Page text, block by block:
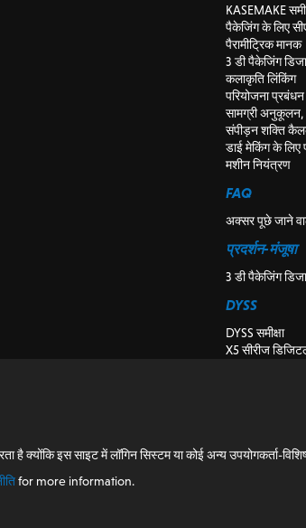
KASEMAKE
पैकेजिंग के लिए
पैरामीट्रिक मानक
3 डी पैकेजिंग
कलाकृति लिंकिंग
परियोजना प्रबंधन
सामग्री
संपीड़न शक्ति
डाई मेकिंग के
मशीन नियंत्रण
FAQ
अक्सर पूछे जाने
प्रदर्शन-मंजूषा
3 डी पैकेजिंग
DYSS
DYSS समीक्षा
X5 सीरीज
ब्लॉग
इस साइट में लॉगिन सिस्टम या कोई अन्य उपयोगकर्ता-विशिष्ट
for more information.